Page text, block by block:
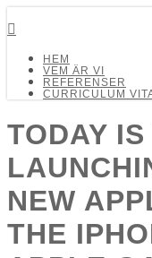
HEM
VEM ÄR VI
REFERENSER
CURRICULUM
TODAY IS
NEW
THE